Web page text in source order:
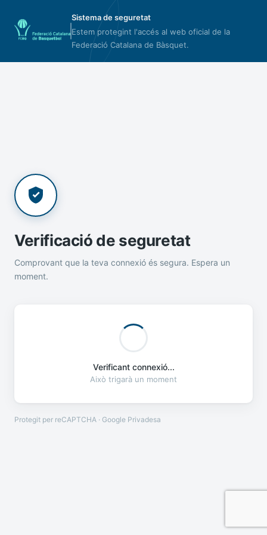
Sistema de seguretat
Estem protegint l'accés al web oficial de la
Federació Catalana de Bàsquet.
Verificació de seguretat
Comprovant que la teva connexió és segura. Espera un
moment.
Verificant connexió...
Això trigarà un moment
Protegit per reCAPTCHA · Google Privadesa